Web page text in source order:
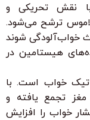
با نقش تحریکی و
ترشح می‌شود.
خواب‌آلودگی شوند
هیستامین در
خواب است. با
مغز تجمع یافته و
خواب را افزایش